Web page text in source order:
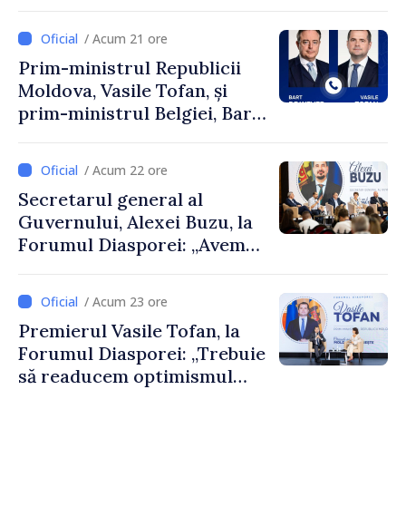
/ Acum 21 ore
Prim-ministrul Republicii
Moldova, Vasile Tofan, și
prim-ministrul Belgiei, Bart
despre parcursul european
al Republicii Moldova.
/ Acum 22 ore
Secretarul general al
Guvernului, Alexei Buzu, la
Forumul Diasporei: „Avem
dumneavoastră pentru a
construi comunități mai
puternice”
/ Acum 23 ore
Premierul Vasile Tofan, la
Forumul Diasporei: „Trebuie
să readucem optimismul